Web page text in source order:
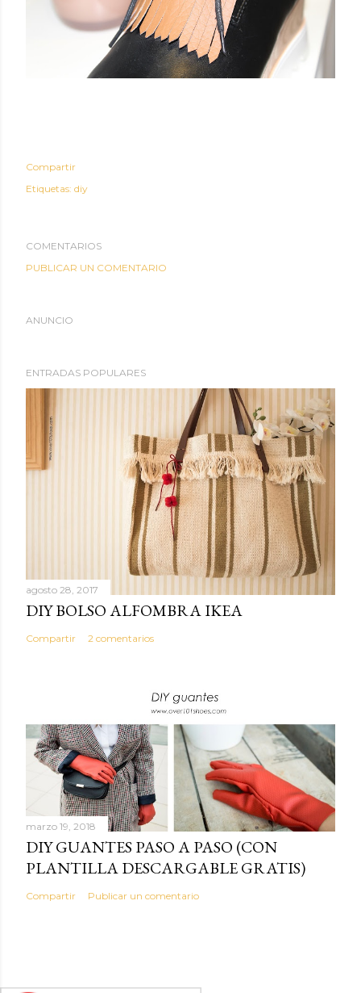
Compartir
Etiquetas: diy
COMENTARIOS
PUBLICAR UN COMENTARIO
ANUNCIO
ENTRADAS POPULARES
agosto 28, 2017
DIY BOLSO ALFOMBRA IKEA
Compartir 2 comentarios
marzo 19, 2018
DIY GUANTES PASO A PASO (CON
PLANTILLA DESCARGABLE GRATIS)
Compartir Publicar un comentario